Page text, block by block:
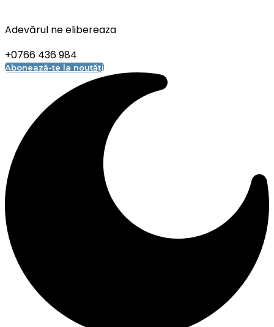
Adevărul ne elibereaza
+0766 436 984
Abonează-te la noutăți